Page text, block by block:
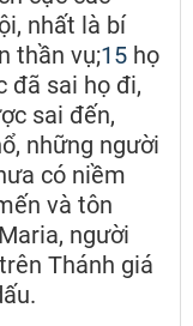
nhất là bí
thần vụ;15 họ
đã sai họ đi,
sai đến,
những người
có niềm
và tôn
người
Thánh giá